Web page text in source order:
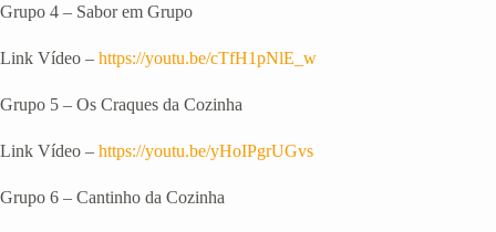
Grupo 4 – Sabor em Grupo
Link Vídeo – https://youtu.be/cTfH1pNlE_w
Grupo 5 – Os Craques da Cozinha
Link Vídeo – https://youtu.be/yHoIPgrUGvs
Grupo 6 – Cantinho da Cozinha